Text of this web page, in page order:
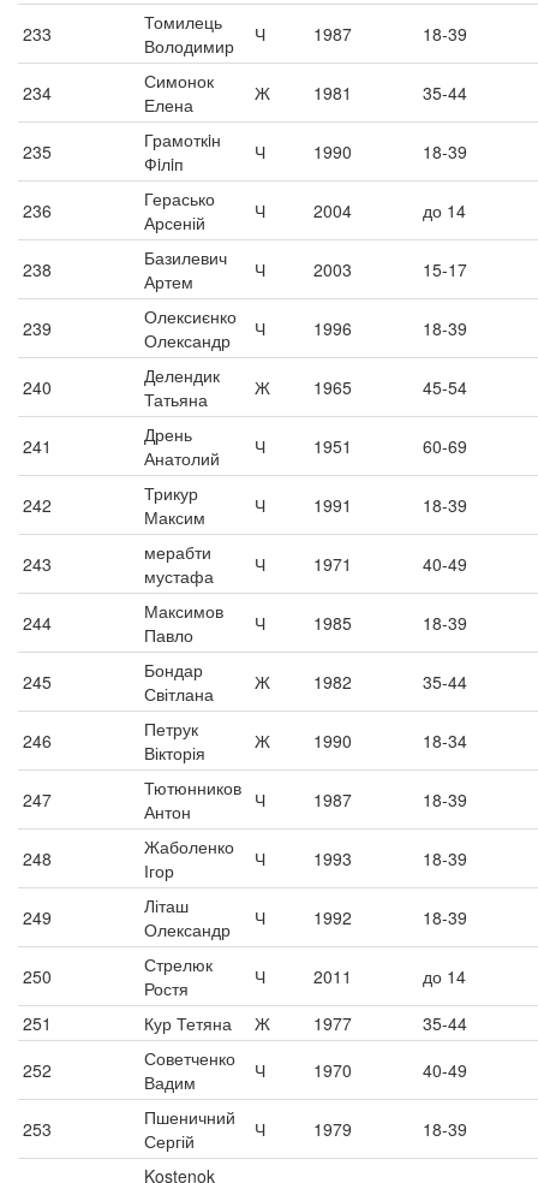
233
Томилець
Володимир
Ч 1987 18-39
234
Симонок
Елена
Ж 1981 35-44
235
Грамоткiн
Фiлiп
Ч 1990 18-39
236
Герасько
Арсеній
Ч 2004 до 14
238
Базилевич
Артем
Ч 2003 15-17
239
Олексиєнко
Олександр
Ч 1996 18-39
240
Делендик
Татьяна
Ж 1965 45-54
241
Дрень
Анатолий
Ч 1951 60-69
242
Трикур
Максим
Ч 1991 18-39
243
мерабти
мустафа
Ч 1971 40-49
244
Максимов
Павло
Ч 1985 18-39
245
Бондар
Світлана
Ж 1982 35-44
246
Петрук
Вікторія
Ж 1990 18-34
247
Тютюнников
Антон
Ч 1987 18-39
248
Жаболенко
Ігор
Ч 1993 18-39
249
Літаш
Олександр
Ч 1992 18-39
250
Стрелюк
Ростя
Ч 2011
до 14
251
Кур Тетяна Ж 1977
35-44
252
Советченко
Вадим
Ч 1970 40-49
253
Пшеничний
Сергій
Ч 1979 18-39
Kostenok